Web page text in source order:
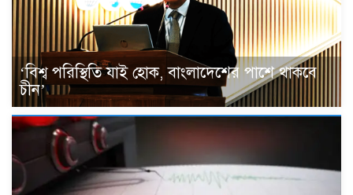
‘বিশ্ব পরিস্থিতি যাই হোক, বাংলাদেশের পাশে থাকবে
চীন’